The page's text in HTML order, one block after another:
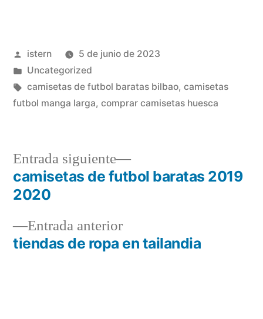
Publicado
por
istern
5 de junio de 2023
Publicado
en
Uncategorized
Etiquetas:
camisetas de futbol baratas bilbao, camisetas
futbol manga larga, comprar camisetas huesca
Navegación
entradas
Entrada anteriorEntrada
anterior:
tiendas de ropa en tailandia
Entrada siguiente
Entrada
siguiente:
camisetas de futbol baratas 2019
2020